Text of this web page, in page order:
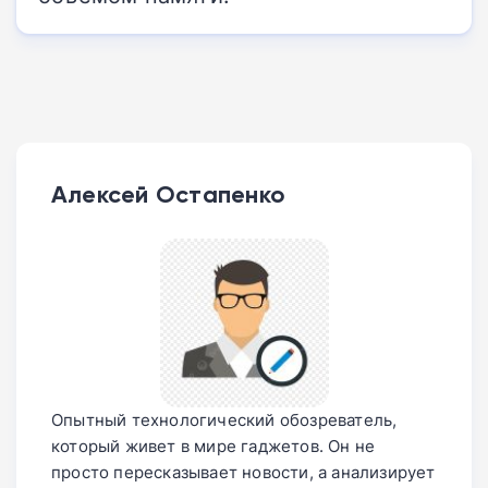
Алексей Остапенко
Опытный технологический обозреватель,
который живет в мире гаджетов. Он не
просто пересказывает новости, а анализирует